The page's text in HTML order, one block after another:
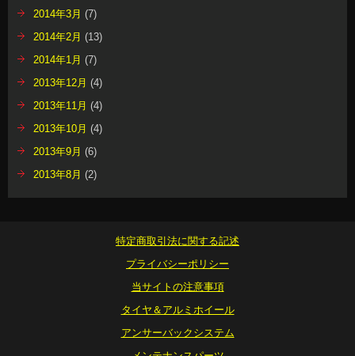
2014年3月 (7)
2014年2月 (13)
2014年1月 (7)
2013年12月 (4)
2013年11月 (4)
2013年10月 (4)
2013年9月 (6)
2013年8月 (2)
特定商取引法に関する記述
プライバシーポリシー
当サイトの注意事項
タイヤ＆アルミホイール
アンサーバックシステム